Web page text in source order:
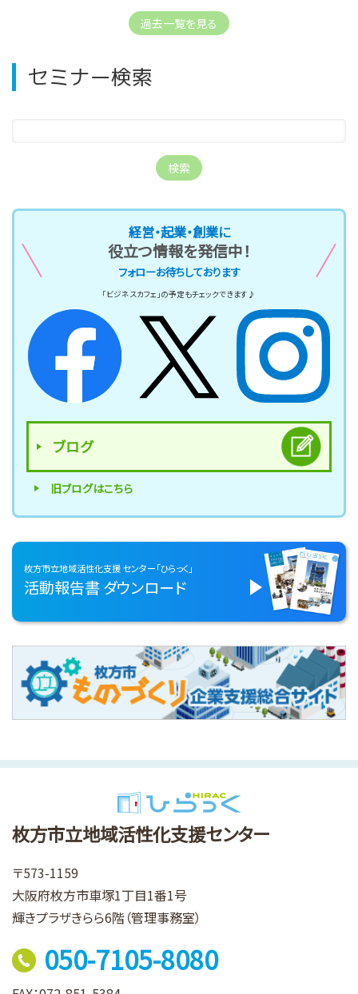
過去一覧を見る
セミナー検索
経営・起業・創業に
役立つ情報を発信中！
フォローお待ちしております
「ビジネスカフェ」の予定もチェックできます♪
ブログ
旧ブログはこちら
枚方市立地域活性化支援センター「ひらっく」
活動報告書ダウンロード
枚方市立地域活性化支援センター
〒573-1159
大阪府枚方市車塚1丁目1番1号
輝きプラザきらら6階（管理事務室）
050-7105-8080